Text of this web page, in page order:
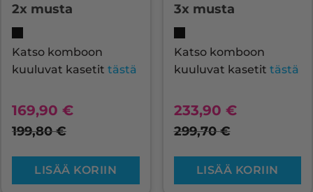
2x musta
Katso komboon
kuuluvat kasetit tästä
169,90 €
199,80€
LISÄÄ KORIIN
3x musta
Katso komboon
kuuluvat kasetit tästä
233,90 €
299,70€
LISÄÄ KORIIN